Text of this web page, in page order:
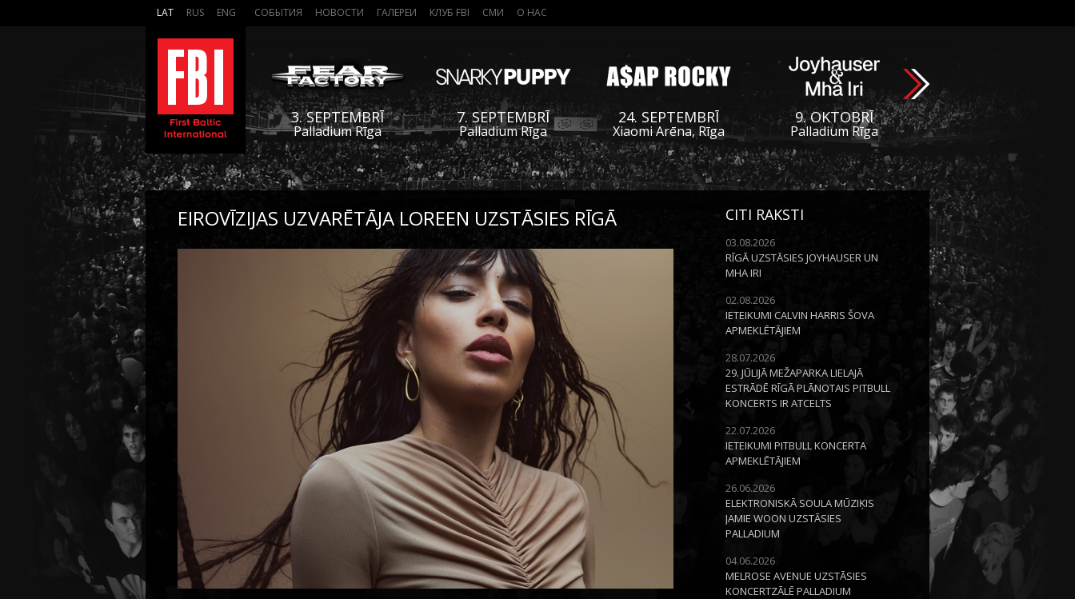
LAT RUS ENG СОБЫТИЯ НОВОСТИ ГАЛЕРЕИ КЛУБ FBI СМИ О НАС
3. SEPTEMBRĪ
Palladium Rīga
7. SEPTEMBRĪ
Palladium Rīga
24. SEPTEMBRĪ
Xiaomi Arēna, Rīga
9. OKTOBRĪ
Palladium Rīga
EIROVĪZIJAS UZVARĒTĀJA LOREEN UZSTĀSIES RĪGĀ CITI RAKSTI
03.08.2026
RĪGĀ UZSTĀSIES JOYHAUSER UN
MHA IRI
02.08.2026
IETEIKUMI CALVIN HARRIS ŠOVA
APMEKLĒTĀJIEM
28.07.2026
29. JŪLIJĀ MEŽAPARKA LIELAJĀ
ESTRĀDĒ RĪGĀ PLĀNOTAIS PITBULL
KONCERTS IR ATCELTS
22.07.2026
IETEIKUMI PITBULL KONCERTA
APMEKLĒTĀJIEM
26.06.2026
ELEKTRONISKĀ SOULA MŪZIĶIS
JAMIE WOON UZSTĀSIES
PALLADIUM
04.06.2026
MELROSE AVENUE UZSTĀSIES
KONCERTZĀLĒ PALLADIUM